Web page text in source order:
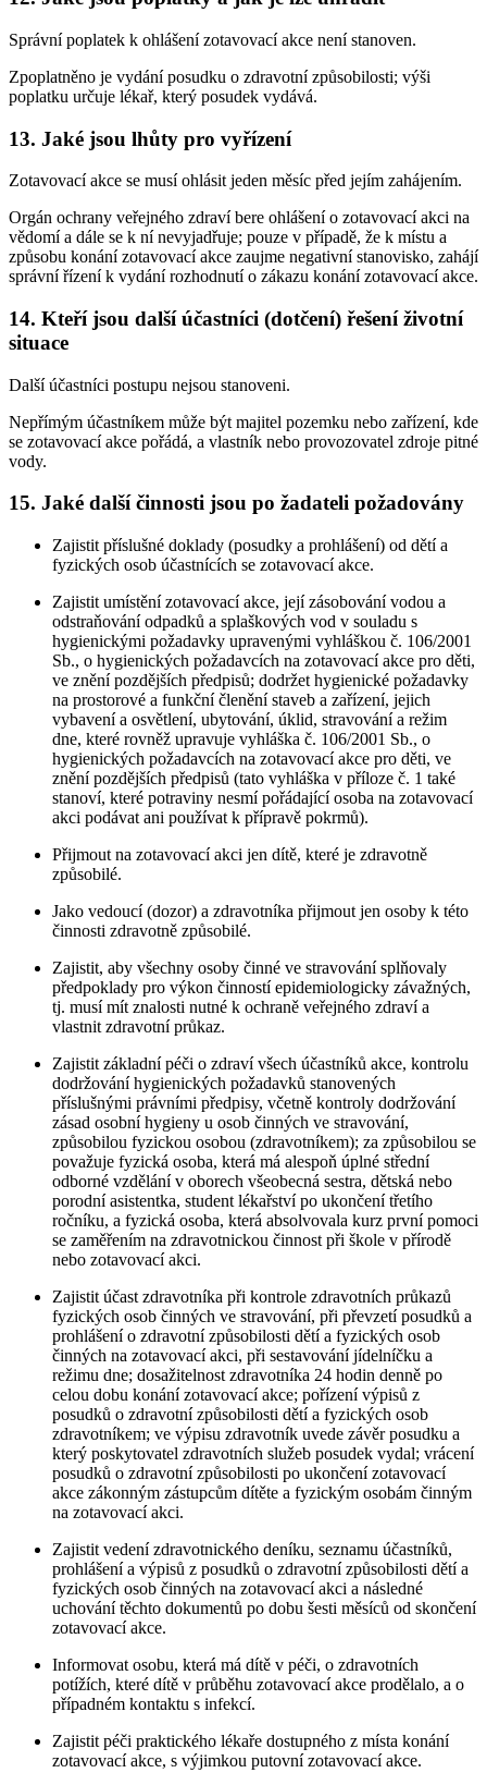
Správní poplatek k ohlášení zotavovací akce není stanoven.
Zpoplatněno je vydání posudku o zdravotní způsobilosti; výši
poplatku určuje lékař, který posudek vydává.
13. Jaké jsou lhůty pro vyřízení
Zotavovací akce se musí ohlásit jeden měsíc před jejím zahájením.
Orgán ochrany veřejného zdraví bere ohlášení o zotavovací akci na
vědomí a dále se k ní nevyjadřuje; pouze v případě, že k místu a
způsobu konání zotavovací akce zaujme negativní stanovisko, zahájí
správní řízení k vydání rozhodnutí o zákazu konání zotavovací akce.
14. Kteří jsou další účastníci (dotčení) řešení životní
situace
Další účastníci postupu nejsou stanoveni.
Nepřímým účastníkem může být majitel pozemku nebo zařízení, kde
se zotavovací akce pořádá, a vlastník nebo provozovatel zdroje pitné
vody.
15. Jaké další činnosti jsou po žadateli požadovány
Zajistit příslušné doklady (posudky a prohlášení) od dětí a
fyzických osob účastnících se zotavovací akce.
Zajistit umístění zotavovací akce, její zásobování vodou a
odstraňování odpadků a splaškových vod v souladu s
hygienickými požadavky upravenými vyhláškou č. 106/2001
Sb., o hygienických požadavcích na zotavovací akce pro děti,
ve znění pozdějších předpisů; dodržet hygienické požadavky
na prostorové a funkční členění staveb a zařízení, jejich
vybavení a osvětlení, ubytování, úklid, stravování a režim
dne, které rovněž upravuje vyhláška č. 106/2001 Sb., o
hygienických požadavcích na zotavovací akce pro děti, ve
znění pozdějších předpisů (tato vyhláška v příloze č. 1 také
stanoví, které potraviny nesmí pořádající osoba na zotavovací
akci podávat ani používat k přípravě pokrmů).
Přijmout na zotavovací akci jen dítě, které je zdravotně
způsobilé.
Jako vedoucí (dozor) a zdravotníka přijmout jen osoby k této
činnosti zdravotně způsobilé.
Zajistit, aby všechny osoby činné ve stravování splňovaly
předpoklady pro výkon činností epidemiologicky závažných,
tj. musí mít znalosti nutné k ochraně veřejného zdraví a
vlastnit zdravotní průkaz.
Zajistit základní péči o zdraví všech účastníků akce, kontrolu
dodržování hygienických požadavků stanovených
příslušnými právními předpisy, včetně kontroly dodržování
zásad osobní hygieny u osob činných ve stravování,
způsobilou fyzickou osobou (zdravotníkem); za způsobilou se
považuje fyzická osoba, která má alespoň úplné střední
odborné vzdělání v oborech všeobecná sestra, dětská nebo
porodní asistentka, student lékařství po ukončení třetího
ročníku, a fyzická osoba, která absolvovala kurz první pomoci
se zaměřením na zdravotnickou činnost při škole v přírodě
nebo zotavovací akci.
Zajistit účast zdravotníka při kontrole zdravotních průkazů
fyzických osob činných ve stravování, při převzetí posudků a
prohlášení o zdravotní způsobilosti dětí a fyzických osob
činných na zotavovací akci, při sestavování jídelníčku a
režimu dne; dosažitelnost zdravotníka 24 hodin denně po
celou dobu konání zotavovací akce; pořízení výpisů z
posudků o zdravotní způsobilosti dětí a fyzických osob
zdravotníkem; ve výpisu zdravotník uvede závěr posudku a
který poskytovatel zdravotních služeb posudek vydal; vrácení
posudků o zdravotní způsobilosti po ukončení zotavovací
akce zákonným zástupcům dítěte a fyzickým osobám činným
na zotavovací akci.
Zajistit vedení zdravotnického deníku, seznamu účastníků,
prohlášení a výpisů z posudků o zdravotní způsobilosti dětí a
fyzických osob činných na zotavovací akci a následné
uchování těchto dokumentů po dobu šesti měsíců od skončení
zotavovací akce.
Informovat osobu, která má dítě v péči, o zdravotních
potížích, které dítě v průběhu zotavovací akce prodělalo, a o
případném kontaktu s infekcí.
Zajistit péči praktického lékaře dostupného z místa konání
zotavovací akce, s výjimkou putovní zotavovací akce.